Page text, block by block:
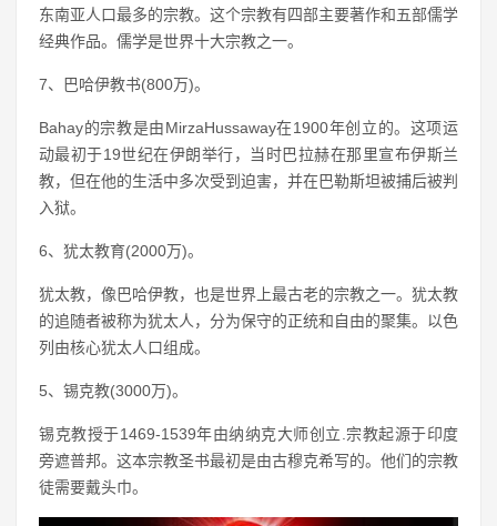
东南亚人口最多的宗教。这个宗教有四部主要著作和五部儒学
经典作品。儒学是世界十大宗教之一。
7、巴哈伊教书(800万)。
Bahay的宗教是由MirzaHussaway在1900年创立的。这项运
动最初于19世纪在伊朗举行，当时巴拉赫在那里宣布伊斯兰
教，但在他的生活中多次受到迫害，并在巴勒斯坦被捕后被判
入狱。
6、犹太教育(2000万)。
犹太教，像巴哈伊教，也是世界上最古老的宗教之一。犹太教
的追随者被称为犹太人，分为保守的正统和自由的聚集。以色
列由核心犹太人口组成。
5、锡克教(3000万)。
锡克教授于1469-1539年由纳纳克大师创立.宗教起源于印度
旁遮普邦。这本宗教圣书最初是由古穆克希写的。他们的宗教
徒需要戴头巾。